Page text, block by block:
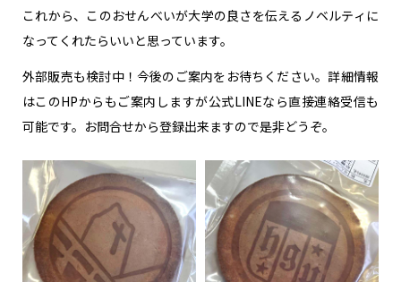
これから、このおせんべいが大学の良さを伝えるノベルティに
なってくれたらいいと思っています。
外部販売も検討中！今後のご案内をお待ちください。詳細情報
はこのHPからもご案内しますが公式LINEなら直接連絡受信も
可能です。お問合せから登録出来ますので是非どうぞ。